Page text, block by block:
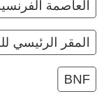
العاصمة
المقر الرئيسي
BNF